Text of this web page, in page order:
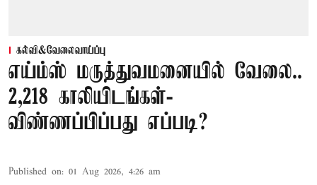
கல்வி&வேலைவாய்ப்பு
எய்ம்ஸ் மருத்துவமனையில் வேலை..
2,218 காலியிடங்கள்-
விண்ணப்பிப்பது எப்படி?
Published on: 01 Aug 2026, 4:26 am